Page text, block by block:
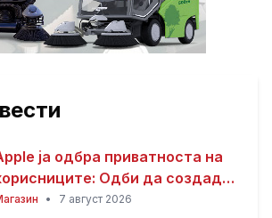
ја одбра приватноста на
Одби да создаде
за полицијата до iCloud
• 7 август 2026